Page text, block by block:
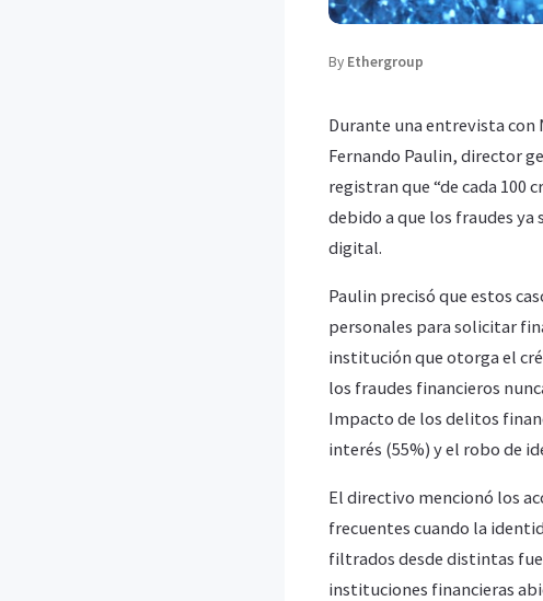
By Ethergroup
Durante una entrevista con
Fernando Paulin, director
registran que “de cada 100
debido a que los fraudes
digital.
Paulin precisó que estos
personales para solicitar
institución que otorga el
los fraudes financieros
Impacto de los delitos
interés (55%) y el robo de
El directivo mencionó los
frecuentes cuando la
filtrados desde distintas
instituciones financieras